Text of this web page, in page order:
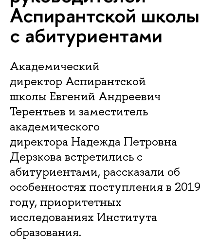
Аспирантской школы
с абитуриентами
Академический
директор Аспирантской
школы Евгений Андреевич
Терентьев и заместитель
академического
директора Надежда Петровна
Дерзкова встретились с
абитуриентами, рассказали об
особенностях поступления в 2019
году, приоритетных
исследованиях Института
образования.